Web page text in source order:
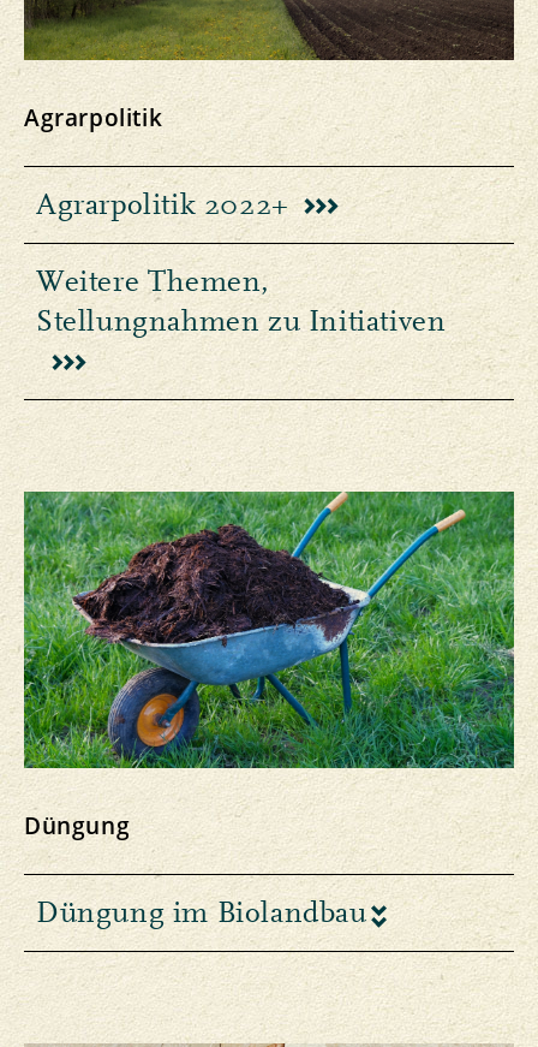
Agrarpolitik
Agrarpolitik 2022+
Weitere Themen,
Stellungnahmen zu Initiativen
Düngung
Düngung im Biolandbau